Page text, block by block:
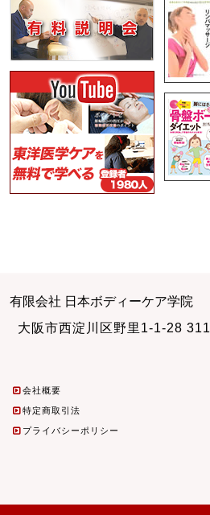
有限会社 日本ボディーケア学院
大阪市西淀川区野里1-1-28 311
会社概要
特定商取引法
プライバシーポリシー